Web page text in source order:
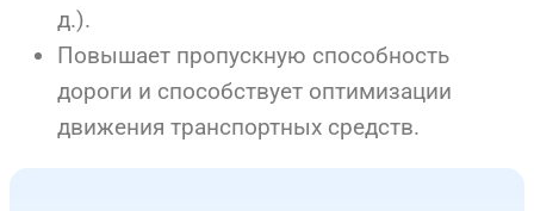
д.).
Повышает пропускную способность
дороги и способствует оптимизации
движения транспортных средств.